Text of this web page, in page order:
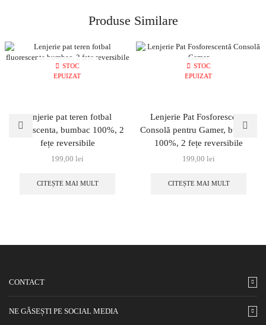
Produse Similare
STOC
EPUIZAT
Lenjerie pat teren fotbal
fluorescenta, bumbac 100%, 2
fețe reversibile
199,00 lei
CITEȘTE MAI MULT
STOC
EPUIZAT
Lenjerie Pat Fosforescentă
Consolă pentru Gamer, bumbac
100%, 2 fețe reversibile
199,00 lei
CITEȘTE MAI MULT
CONTACT
NE GĂSEȘTI PE SOCIAL MEDIA